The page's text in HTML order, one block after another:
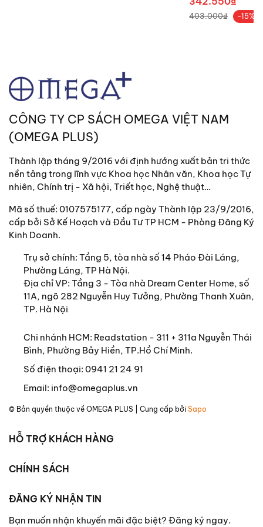
403.000₫ -15%
CÔNG TY CP SÁCH OMEGA VIỆT NAM
(OMEGA PLUS)
Thành lập tháng 9/2016 với định hướng xuất bản tri thức
nền tảng trong lĩnh vực Khoa học Nhân văn, Khoa học Tự
nhiên, Chính trị - Xã hội, Triết học, Nghệ thuật…
Mã số thuế: 0107575177, cấp ngày Thành lập 23/9/2016,
cấp bởi Sở Kế Hoạch và Đầu Tư TP HCM - Phòng Đăng Ký
Kinh Doanh.
Trụ sở chính: Tầng 5, tòa nhà số 14 Pháo Đài Láng,
Phường Láng, TP Hà Nội.
Địa chỉ VP: Tầng 3 - Tòa nhà Dream Center Home, số
11A, ngõ 282 Nguyễn Huy Tưởng, Phường Thanh Xuân,
TP. Hà Nội
Chi nhánh HCM: Readstation - 311 + 311a Nguyễn Thái
Bình, Phường Bảy Hiền, TP.Hồ Chí Minh.
Số điện thoại: 0941 21 24 91
Email: info@omegaplus.vn
© Bản quyền thuộc về OMEGA PLUS | Cung cấp bởi Sapo
HỖ TRỢ KHÁCH HÀNG
CHÍNH SÁCH
ĐĂNG KÝ NHẬN TIN
Bạn muốn nhận khuyến mãi đặc biệt? Đăng ký ngay.